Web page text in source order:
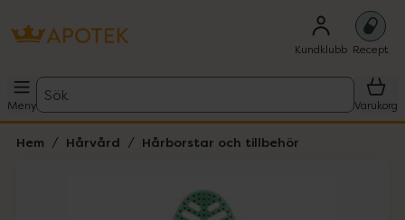
Kundklubb Recept
Meny
Sök
Varukorg
Hem Hårvård Hårborstar och tillbehör
Lista: . Innehåller 1 objekt.